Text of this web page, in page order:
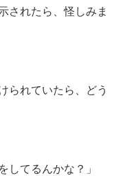
されたら、怪しみま
られていたら、どう
してるんかな？」